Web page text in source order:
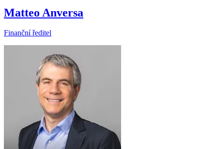
Matteo Anversa
Finanční ředitel